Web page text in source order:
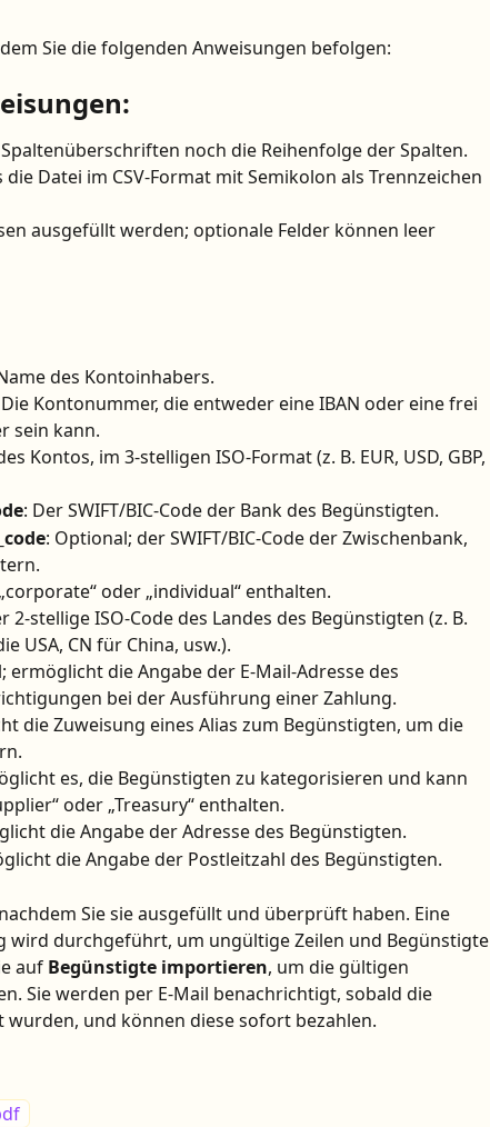
Sie die folgenden Anweisungen befolgen:
noch die Reihenfolge der Spalten.
die Datei im CSV-Format mit Semikolon als Trennzeichen
ausgefüllt werden; optionale Felder können leer
des Kontoinhabers.
Kontonummer, die entweder eine IBAN oder eine frei
sein kann.
Kontos, im 3-stelligen ISO-Format (z. B. EUR, USD, GBP,
: Der SWIFT/BIC-Code der Bank des Begünstigten.
: Optional; der SWIFT/BIC-Code der Zwischenbank,
oder „individual“ enthalten.
2-stellige ISO-Code des Landes des Begünstigten (z. B.
USA, CN für China, usw.).
ermöglicht die Angabe der E-Mail-Adresse des
bei der Ausführung einer Zahlung.
die Zuweisung eines Alias zum Begünstigten, um die
es, die Begünstigten zu kategorisieren und kann
oder „Treasury“ enthalten.
die Angabe der Adresse des Begünstigten.
die Angabe der Postleitzahl des Begünstigten.
Sie sie ausgefüllt und überprüft haben. Eine
wird durchgeführt, um ungültige Zeilen und Begünstigte
auf Begünstigte importieren, um die gültigen
Sie werden per E-Mail benachrichtigt, sobald die
und können diese sofort bezahlen.